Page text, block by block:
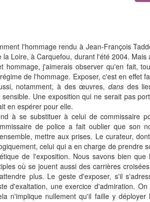
l'hommage rendu à Jean-François
la Loire, à Carquefou, durant l'été 2004. Mais
j'aimerais observer qu'en fait,
de l'hommage. Exposer, c'est en effet
notamment, à des œuvres, dansdes
Une exposition qui ne serait pas
en espérer pour elle.
à se substituer à celui de commissaire
de police a fait oublier que son
mettre aux prises. Le curateur,
celui qui a en charge de prendre
de l'exposition. Nous savons bien que
où se jouent aussi des carrières
plus. Le geste d'exposer, s'il
d'exaltation, une exercice d'admiration. On
n'implique nullement qu'il faille y déployer